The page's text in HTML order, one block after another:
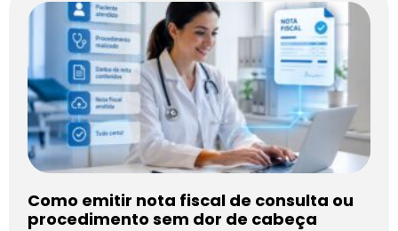
Como emitir nota fiscal de consulta ou
procedimento sem dor de cabeça